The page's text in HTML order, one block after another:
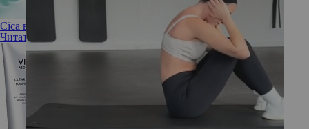
Cica в косметике: почему она так необходима нашей коже
Читать полностью